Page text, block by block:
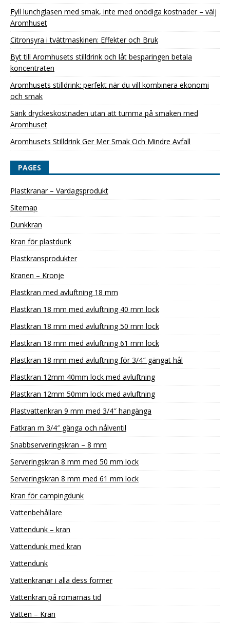
Fyll lunchglasen med smak, inte med onödiga kostnader – välj
Aromhuset
Citronsyra i tvättmaskinen: Effekter och Bruk
Byt till Aromhusets stilldrink och låt besparingen betala
koncentraten
Aromhusets stilldrink: perfekt när du vill kombinera ekonomi
och smak
Sänk dryckeskostnaden utan att tumma på smaken med
Aromhuset
Aromhusets Stilldrink Ger Mer Smak Och Mindre Avfall
PAGES
Plastkranar – Vardagsprodukt
Sitemap
Dunkkran
Kran för plastdunk
Plastkransprodukter
Kranen – Kronje
Plastkran med avluftning 18 mm
Plastkran 18 mm med avluftning 40 mm lock
Plastkran 18 mm med avluftning 50 mm lock
Plastkran 18 mm med avluftning 61 mm lock
Plastkran 18 mm med avluftning för 3/4″ gängat hål
Plastkran 12mm 40mm lock med avluftning
Plastkran 12mm 50mm lock med avluftning
Plastvattenkran 9 mm med 3/4″ hangänga
Fatkran m 3/4″ gänga och nålventil
Snabbserveringskran – 8 mm
Serveringskran 8 mm med 50 mm lock
Serveringskran 8 mm med 61 mm lock
Kran för campingdunk
Vattenbehållare
Vattendunk – kran
Vattendunk med kran
Vattendunk
Vattenkranar i alla dess former
Vattenkran på romarnas tid
Vatten – Kran